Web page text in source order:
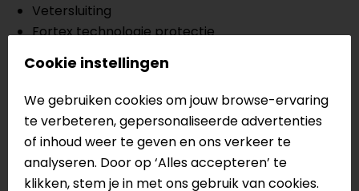
Vetersluiting
Fortex technologie protectie
Concreto compound zool
CE EN13634
Meer informatie nodig?
Heb je meer informatie nodig over dit product?
Neem dancontactmet ons op of kom langs in één
vanonze winkels in Breda, Capelle aan den IJssel,
Cookie instellingen
We gebruiken cookies om jouw browse-ervaring
te verbeteren, gepersonaliseerde advertenties
of inhoud weer te geven en ons verkeer te
analyseren. Door op ‘Alles accepteren’ te
klikken, stem je in met ons gebruik van cookies.